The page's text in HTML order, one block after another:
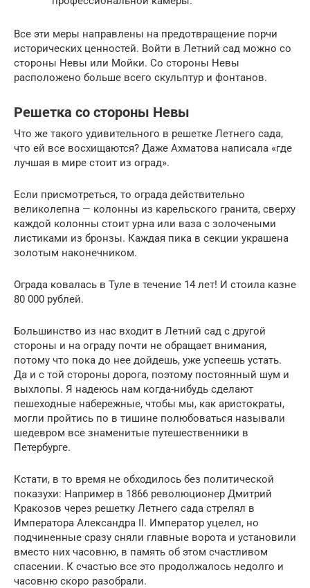
Все эти меры направлены на предотвращение порчи
исторических ценностей. Войти в Летний сад можно со
стороны Невы или Мойки. Со стороны Невы
расположено больше всего скульптур и фонтанов.
Решетка со стороны Невы
Что же такого удивительного в решетке Летнего сада,
что ей все восхищаются? Даже Ахматова написала «где
лучшая в мире стоит из оград».
Если присмотреться, то ограда действительно
великолепна — колонны из карельского гранита, сверху
каждой колонны стоит урна или ваза с золочеными
листиками из бронзы. Каждая пика в секции украшена
золотым наконечником.
Ограда ковалась в Туле в течение 14 лет! И стоила казне
80 000 рублей.
Большинство из нас входит в Летний сад с другой
стороны и на ограду почти не обращает внимания,
потому что пока до нее дойдешь, уже успеешь устать.
Да и с той стороны дорога, поэтому постоянный шум и
выхлопы. Я надеюсь нам когда-нибудь сделают
пешеходные набережные, чтобы мы, как аристократы,
могли пройтись по в тишине полюбоваться называли
шедевром все знаменитые путешественники в
Петербурге.
Кстати, в то время не обходилось без политической
показухи: Например в 1866 революционер Дмитрий
Кракозов через решетку Летнего сада стрелял в
Императора Александра II. Император уцелел, но
подчиненные сразу сняли главные ворота и установили
вместо них часовню, в память об этом счастливом
спасении. К счастью все это продолжалось недолго и
часовню скоро разобрали.